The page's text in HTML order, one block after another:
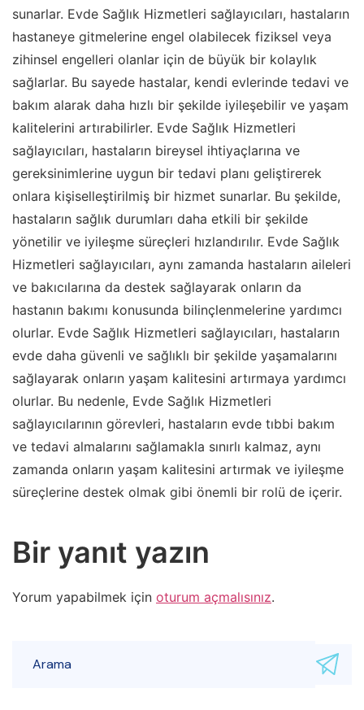
sunarlar. Evde Sağlık Hizmetleri sağlayıcıları, hastaların
hastaneye gitmelerine engel olabilecek fiziksel veya
zihinsel engelleri olanlar için de büyük bir kolaylık
sağlarlar. Bu sayede hastalar, kendi evlerinde tedavi ve
bakım alarak daha hızlı bir şekilde iyileşebilir ve yaşam
kalitelerini artırabilirler. Evde Sağlık Hizmetleri
sağlayıcıları, hastaların bireysel ihtiyaçlarına ve
gereksinimlerine uygun bir tedavi planı geliştirerek
onlara kişiselleştirilmiş bir hizmet sunarlar. Bu şekilde,
hastaların sağlık durumları daha etkili bir şekilde
yönetilir ve iyileşme süreçleri hızlandırılır. Evde Sağlık
Hizmetleri sağlayıcıları, aynı zamanda hastaların aileleri
ve bakıcılarına da destek sağlayarak onların da
hastanın bakımı konusunda bilinçlenmelerine yardımcı
olurlar. Evde Sağlık Hizmetleri sağlayıcıları, hastaların
evde daha güvenli ve sağlıklı bir şekilde yaşamalarını
sağlayarak onların yaşam kalitesini artırmaya yardımcı
olurlar. Bu nedenle, Evde Sağlık Hizmetleri
sağlayıcılarının görevleri, hastaların evde tıbbi bakım
ve tedavi almalarını sağlamakla sınırlı kalmaz, aynı
zamanda onların yaşam kalitesini artırmak ve iyileşme
süreçlerine destek olmak gibi önemli bir rolü de içerir.
Bir yanıt yazın
Yorum yapabilmek için oturum açmalısınız.